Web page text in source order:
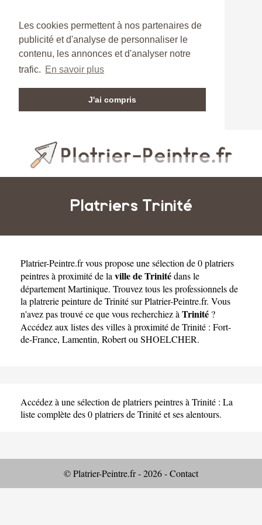
Les cookies permettent à nos partenaires de
publicité et d'analyse de personnaliser le
contenu, les annonces et d'analyser notre
trafic. En savoir plus
J'ai compris
Platriers Trinité
Platrier-Peintre.frvous propose une sélection de 0 platriers
peintres à proximité de la ville de Trinitédans le
départementMartinique. Trouvez tous les professionnels de
la platrerie peinture de Trinité sur Platrier-Peintre.fr. Vous
n'avez pas trouvé ce que vous recherchiez à Trinité ?
Accédez aux listes des villes à proximité de Trinité : Fort-
de-France, Lamentin, Robertou SHOELCHER.
Accédez à une sélection de platriers peintres à Trinité : La
liste complète des 0 platriers de Trinité et ses alentours.
© Platrier-Peintre.fr - 2026 -Contact